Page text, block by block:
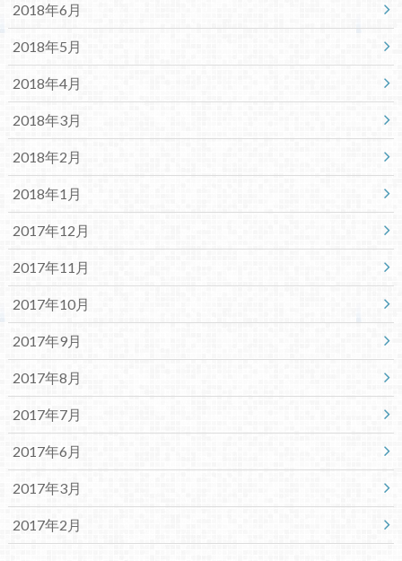
2018年6月
2018年5月
2018年4月
2018年3月
2018年2月
2018年1月
2017年12月
2017年11月
2017年10月
2017年9月
2017年8月
2017年7月
2017年6月
2017年3月
2017年2月